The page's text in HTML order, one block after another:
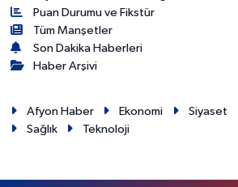
Puan Durumu ve Fikstür
Tüm Manşetler
Son Dakika Haberleri
Haber Arşivi
Afyon Haber Ekonomi Siyaset
Sağlık
Teknoloji